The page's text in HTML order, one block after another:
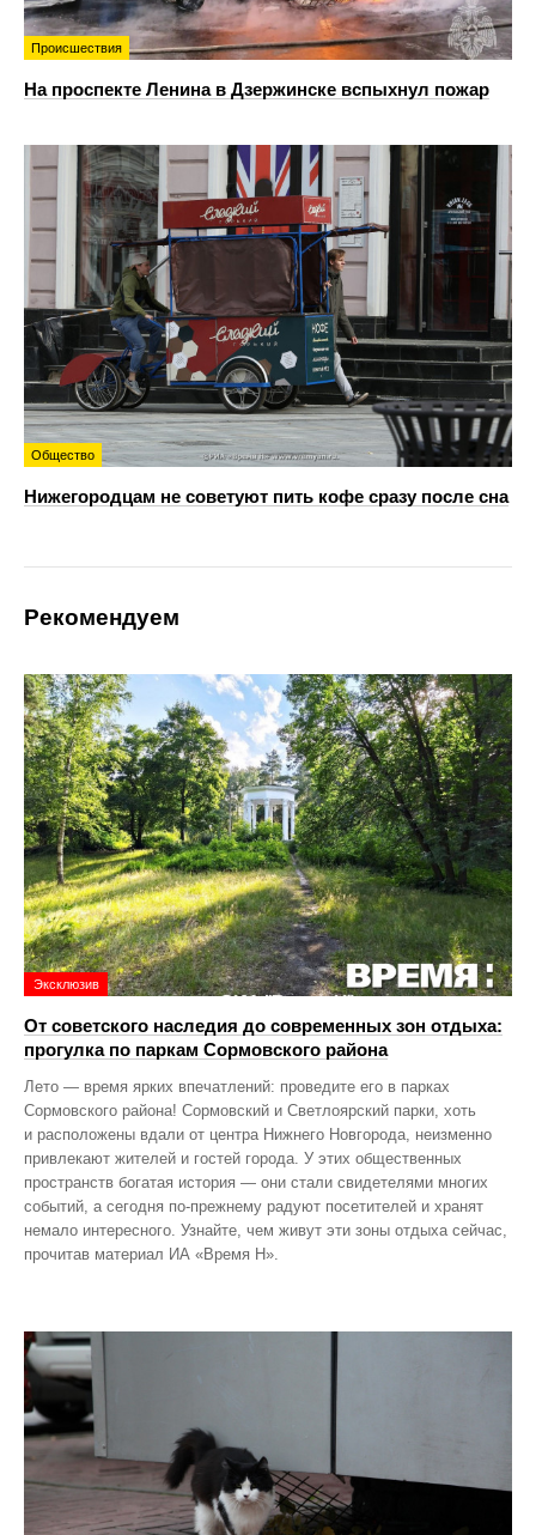
Происшествия
На проспекте Ленина в Дзержинске вспыхнул пожар
Общество
Нижегородцам не советуют пить кофе сразу после сна
Рекомендуем
Эксклюзив
От советского наследия до современных зон отдыха:
прогулка по паркам Сормовского района
Лето — время ярких впечатлений: проведите его в парках
Сормовского района! Сормовский и Светлоярский парки, хоть
и расположены вдали от центра Нижнего Новгорода, неизменно
привлекают жителей и гостей города. У этих общественных
пространств богатая история — они стали свидетелями многих
событий, а сегодня по‑прежнему радуют посетителей и хранят
немало интересного. Узнайте, чем живут эти зоны отдыха сейчас,
прочитав материал ИА «Время Н».